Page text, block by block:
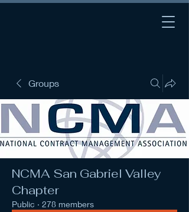
Groups
NCMA San Gabriel Valley
Chapter
Public · 278 members